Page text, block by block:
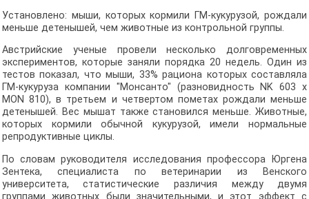
Установлено: мыши, которых кормили ГМ-кукурузой, рождали
меньше детенышей, чем животные из контрольной группы.
Австрийские ученые провели несколько долговременных
экспериментов, которые заняли порядка 20 недель. Один из
тестов показал, что мыши, 33% рациона которых составляла
ГМ-кукуруза компании "Монсанто" (разновидность NK 603 x
MON 810), в третьем и четвертом пометах рождали меньше
детенышей. Вес мышат также становился меньше. Животные,
которых кормили обычной кукурузой, имели нормальные
репродуктивные циклы.
По словам руководителя исследования профессора Юргена
Зентека, специалиста по ветеринарии из Венского
университета, статистические различия между двумя
группами животных были значительными, и этот эффект с